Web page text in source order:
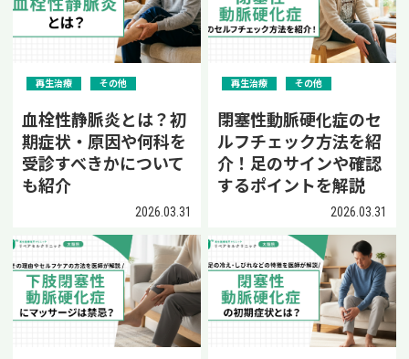
再生治療 その他
血栓性静脈炎とは？初
期症状・原因や何科を
受診すべきかについて
も紹介
2026.03.31
再生治療 その他
閉塞性動脈硬化症のセ
ルフチェック方法を紹
介！足のサインや確認
するポイントを解説
2026.03.31